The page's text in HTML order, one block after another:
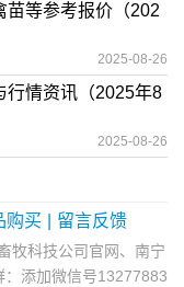
苗等参考报价（202
2025-08-26
行情资讯（2025年8
2025-08-26
购买 留言反馈
牧科技公司官网、南宁
添加微信号13277883